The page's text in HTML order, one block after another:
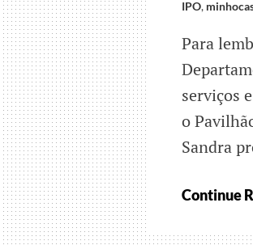
IPO,
Para
serviços
o
Sandra
Continue